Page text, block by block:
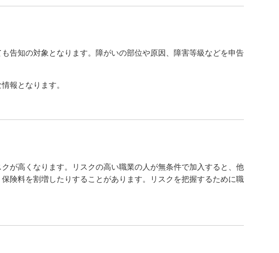
告知の対象となります。障がいの部位や原因、障害等級などを申告
報となります。
が高くなります。リスクの高い職業の人が無条件で加入すると、他
険料を割増したりすることがあります。リスクを把握するために職